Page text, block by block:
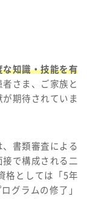
な知識・技能を有
さま、ご家族と
期待されていま
書類審査による
で構成される二
格としては「5年
グラムの修了」